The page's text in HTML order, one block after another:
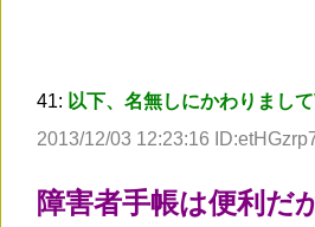
41: 以下、名無しにかわりまし
2013/12/03 12:23:16
障害者手帳は便利だ